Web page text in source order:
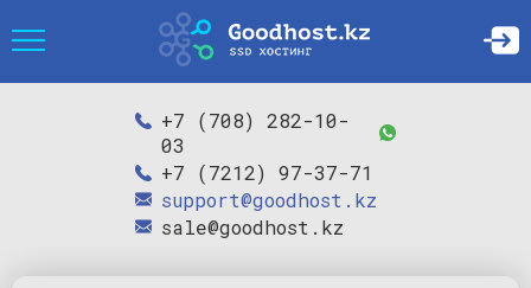
+7 (708) 282-10-
03
+7 (7212) 97-37-71
support@goodhost.kz
sale@goodhost.kz